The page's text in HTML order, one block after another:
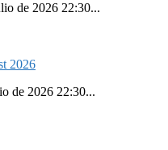
de 2026 22:30...
2026
de 2026 22:30...